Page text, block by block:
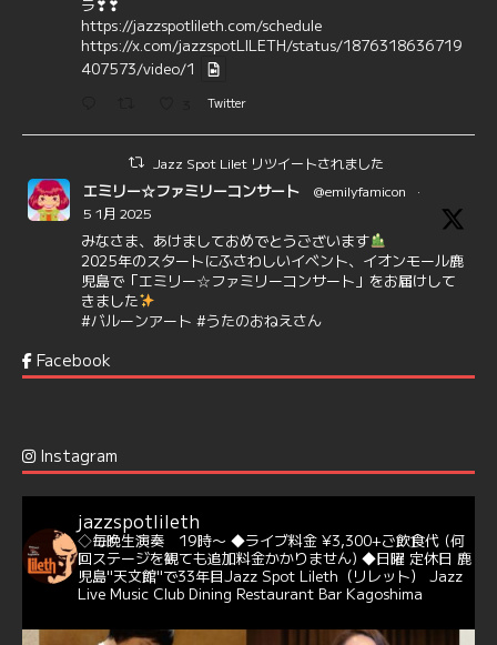
ラ❣❣
https://jazzspotlileth.com/schedule
https://x.com/jazzspotLILETH/status/1876318636719
407573/video/1
Twitter
Jazz Spot Lilet リツイートされました
エミリー☆ファミリーコンサート @emilyfamicon
·
5 1月 2025
みなさま、あけましておめでとうございます
2025年のスタートにふさわしいイベント、イオンモール鹿
児島で「エミリー☆ファミリーコンサート」をお届けして
きました
#バルーンアート #うたのおねえさん
6 7
@delightful_gang
バー♪♬
当店での演奏シーンもご覧いただけます❣❣
#天文館ミリオネーション #ジャミラ #クリスマスソング
https://youtu.be/2lhypP4KWc4?si=CEbY-wEg5HDc_iEv
6 Twitter
Facebook
Instagram
jazzspotlileth
◇毎晩生演奏 19時〜 ◆ライブ料金 ¥3,300+ご飲食代 (何
回ステージを観ても追加料金かかりません) ◆日曜 定休日 鹿
児島"天文館"で33年目Jazz Spot Lileth（リレット）
Jazz
Live Music Club Dining Restaurant Bar Kagoshima